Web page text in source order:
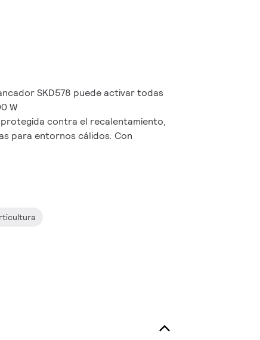
SKD578 puede activar todas
W
contra el recalentamiento,
para entornos cálidos. Con